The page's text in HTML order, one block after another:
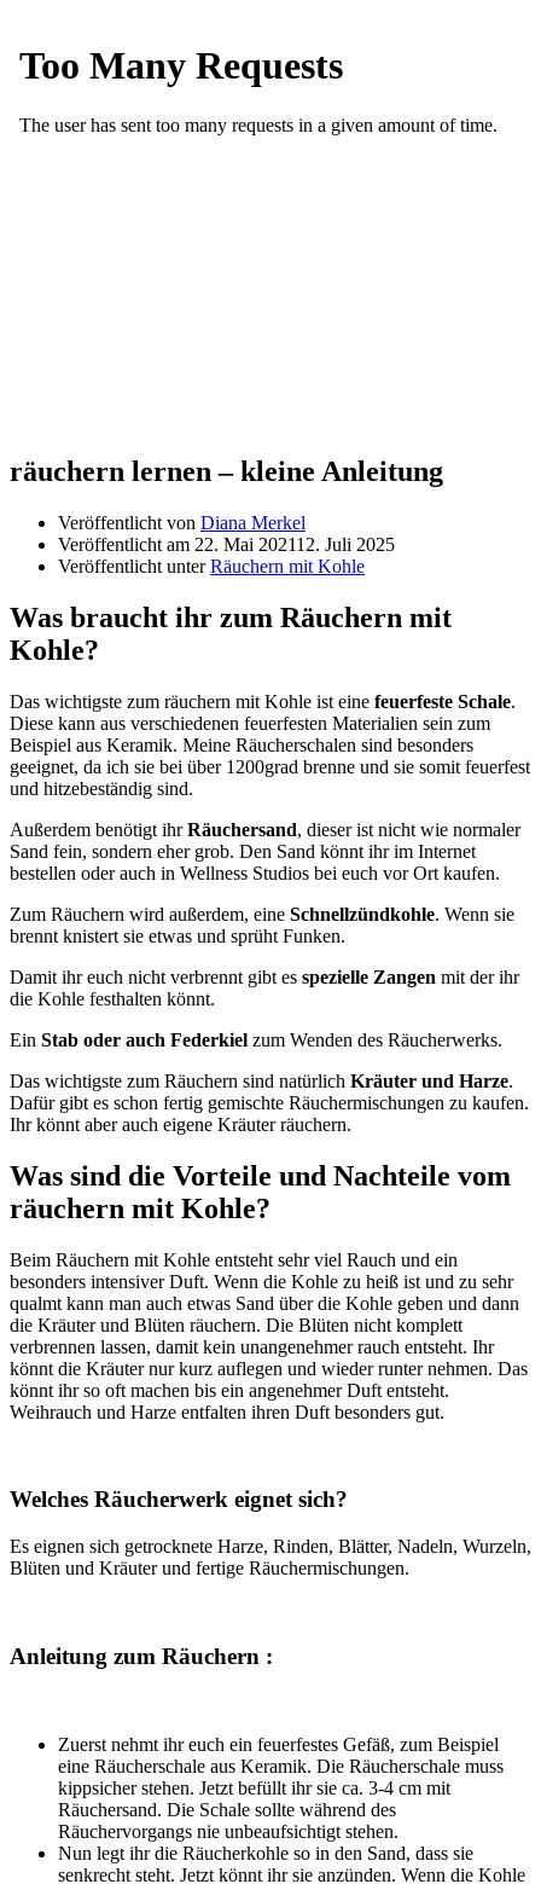
räuchern lernen – kleine Anleitung
Veröffentlicht von Diana Merkel
Veröffentlicht am 22. Mai 202112. Juli 2025
Veröffentlicht unterRäuchern mit Kohle
Was braucht ihr zum Räuchern mit
Kohle?
Das wichtigste zum räuchern mit Kohle ist eine feuerfeste Schale.
Diese kann aus verschiedenen feuerfesten Materialien sein zum
Beispiel aus Keramik. Meine Räucherschalen sind besonders
geeignet, da ich sie bei über 1200grad brenne und sie somit feuerfest
und hitzebeständig sind.
Außerdem benötigt ihrRäuchersand, dieser ist nicht wie normaler
Sand fein, sondern eher grob. Den Sand könnt ihr im Internet
bestellen oder auch in Wellness Studios bei euch vor Ort kaufen.
Zum Räuchern wird außerdem, eine Schnellzündkohle. Wenn sie
brennt knistert sie etwas und sprüht Funken.
Damit ihr euch nicht verbrennt gibt es spezielle Zangen mit der ihr
die Kohle festhalten könnt.
Ein Stab oder auch Federkiel zum Wenden des Räucherwerks.
Das wichtigste zum Räuchern sind natürlich Kräuter und Harze.
Dafür gibt es schon fertig gemischte Räuchermischungen zu kaufen.
Ihr könnt aber auch eigene Kräuter räuchern.
Was sind die Vorteile und Nachteile vom
räuchern mit Kohle?
Beim Räuchern mit Kohle entsteht sehr viel Rauch und ein
besonders intensiver Duft. Wenn die Kohle zu heiß ist und zu sehr
qualmt kann man auch etwas Sand über die Kohle geben und dann
die Kräuter und Blüten räuchern. Die Blüten nicht komplett
verbrennen lassen, damit kein unangenehmer rauch entsteht. Ihr
könnt die Kräuter nur kurz auflegen und wieder runter nehmen. Das
könnt ihr so oft machen bis ein angenehmer Duft entsteht.
Weihrauch und Harze entfalten ihren Duft besonders gut.
Welches Räucherwerk eignet sich?
Es eignen sich getrocknete Harze, Rinden, Blätter, Nadeln, Wurzeln,
Blüten und Kräuter und fertige Räuchermischungen.
Anleitung zum Räuchern :
Zuerst nehmt ihr euch ein feuerfestes Gefäß, zum Beispiel
eine Räucherschale aus Keramik. Die Räucherschale muss
kippsicher stehen. Jetzt befüllt ihr sie ca. 3-4 cm mit
Räuchersand. Die Schale sollte während des
Räuchervorgangs nie unbeaufsichtigt stehen.
Nun legt ihr die Räucherkohle so in den Sand, dass sie
senkrecht steht. Jetzt könnt ihr sie anzünden. Wenn die Kohle